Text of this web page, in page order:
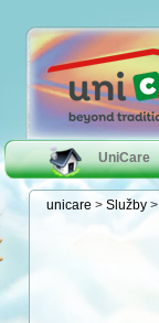
UniCare
unicare > Služby >